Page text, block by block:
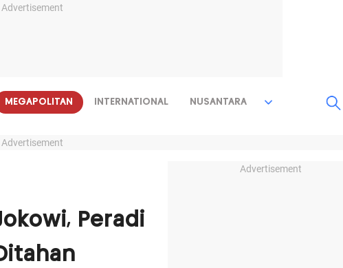
Advertisement
MEGAPOLITAN INTERNATIONAL NUSANTARA
Advertisement
Peradi
Advertisement